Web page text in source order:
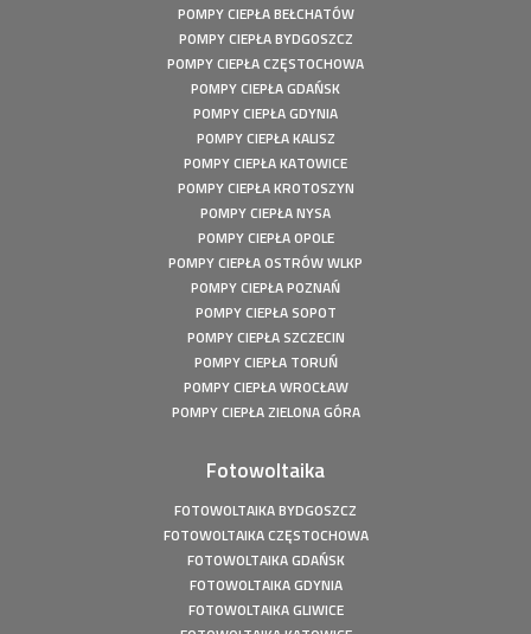
Fotowoltaika Wola Droszewska - Instalacja fotowoltaiczna
o mocy: 4,99 kWp
Fotowoltaika Aquapark Kalisz - Instalacja fotowoltaiczna o
Fotowoltaika Bełchatów - Instalacja fotowoltaiczna o
Pompa ciepła Kępiny Wielkie - Mitsubishi Heavy Split -
Pompa ciepła Wola Droszewska - Innova Nordic 10 KW
Fotowoltaika Wiśniowa Góra - Instalacja fotowoltaiczna o
Magazyn Energii Ródka - Sofar - BTS E5-DS5 - 5,12kWh
Magazyn Energii Młodoszowice - Sofar - BTS E5-DS5 -
Fotowoltaika Zajazd Ostoja - Instalacja fotowoltaiczna o
fotowoltaiczna o mocy: 9,9 kWp
Fotowoltaika Biadki - Instalacja fotowoltaiczna o mocy:
Fotowoltaika Stargard- Instalacja fotowoltaiczna o mocy:
POMPY CIEPŁA BEŁCHATÓW
POMPY CIEPŁA BYDGOSZCZ
POMPY CIEPŁA CZĘSTOCHOWA
POMPY CIEPŁA GDAŃSK
POMPY CIEPŁA GDYNIA
POMPY CIEPŁA KALISZ
POMPY CIEPŁA KATOWICE
POMPY CIEPŁA KROTOSZYN
POMPY CIEPŁA NYSA
POMPY CIEPŁA OPOLE
POMPY CIEPŁA OSTRÓW WLKP
POMPY CIEPŁA POZNAŃ
POMPY CIEPŁA SOPOT
POMPY CIEPŁA SZCZECIN
POMPY CIEPŁA TORUŃ
POMPY CIEPŁA WROCŁAW
POMPY CIEPŁA ZIELONA GÓRA
Fotowoltaika
FOTOWOLTAIKA BYDGOSZCZ
FOTOWOLTAIKA CZĘSTOCHOWA
FOTOWOLTAIKA GDAŃSK
FOTOWOLTAIKA GDYNIA
FOTOWOLTAIKA GLIWICE